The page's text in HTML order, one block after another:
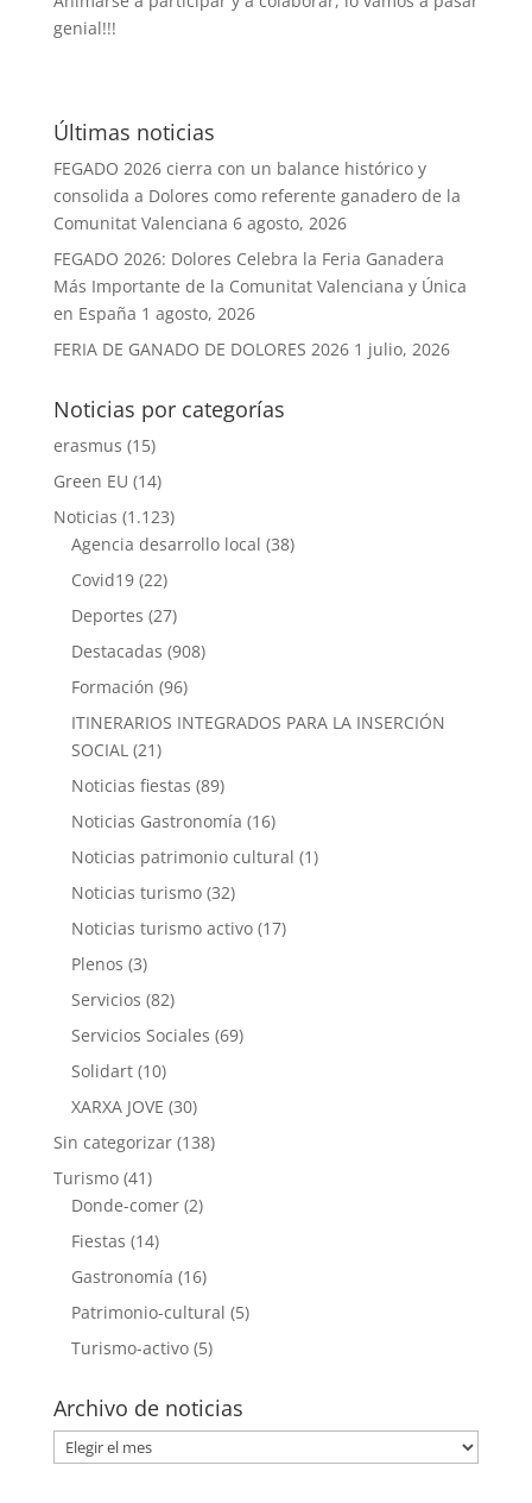
genial!!!
Últimas noticias
FEGADO 2026 cierra con un balance histórico y
consolida a Dolores como referente ganadero de la
Comunitat Valenciana 6 agosto, 2026
FEGADO 2026: Dolores Celebra la Feria Ganadera
Más Importante de la Comunitat Valenciana y Única
en España 1 agosto, 2026
FERIA DE GANADO DE DOLORES 2026 1 julio, 2026
Noticias por categorías
erasmus (15)
Green EU (14)
Noticias (1.123)
Agencia desarrollo local (38)
Covid19(22)
Deportes (27)
Destacadas (908)
Formación (96)
ITINERARIOS INTEGRADOS PARA LA INSERCIÓN
SOCIAL(21)
Noticias fiestas (89)
Noticias Gastronomía (16)
Noticias patrimonio cultural (1)
Noticias turismo(32)
Noticias turismo activo(17)
Plenos (3)
Servicios (82)
Servicios Sociales (69)
Solidart(10)
XARXA JOVE (30)
Sin categorizar(138)
Turismo(41)
Donde-comer(2)
Fiestas (14)
Gastronomía (16)
Patrimonio-cultural (5)
Turismo-activo(5)
Archivo de noticias
Archivo
de